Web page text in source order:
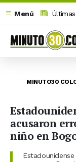
Menú
MINUTO30
acusaron
niño en